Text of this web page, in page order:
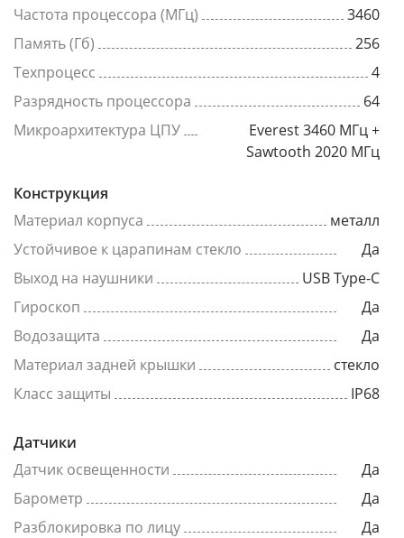
Частота процессора (МГц)
3460
Память (Гб)
256
Техпроцесс
4
Разрядность процессора
64
Микроархитектура ЦПУ
Everest 3460 МГц +
Sawtooth 2020 МГц
Конструкция
Материал корпуса
металл
Устойчивое к царапинам стекло
Да
Выход на наушники
USB Type-C
Гироскоп
Да
Водозащита
Да
Материал задней крышки
стекло
Класс защиты
IP68
Датчики
Датчик освещенности
Да
Барометр
Да
Разблокировка по лицу
Да